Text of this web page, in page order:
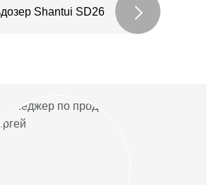
Shantui SD26